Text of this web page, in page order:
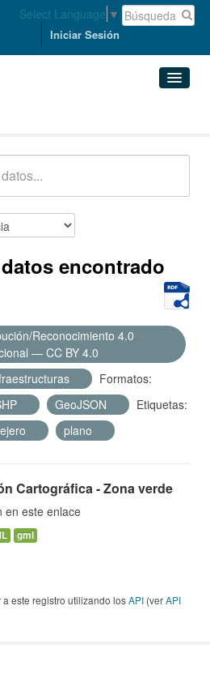
Select Language ▼
Iniciar Sesión
encontrado
Reconocimiento 4.0
— CC BY 4.0
Formatos:
GeoJSON
Etiquetas:
plano
Cartográfica - Zona verde
en este enlace
gml
este registro utilizando losAPI (verAPI